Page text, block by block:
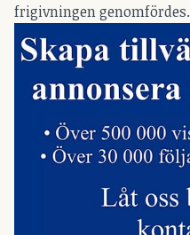
frigivningen genomfördes.